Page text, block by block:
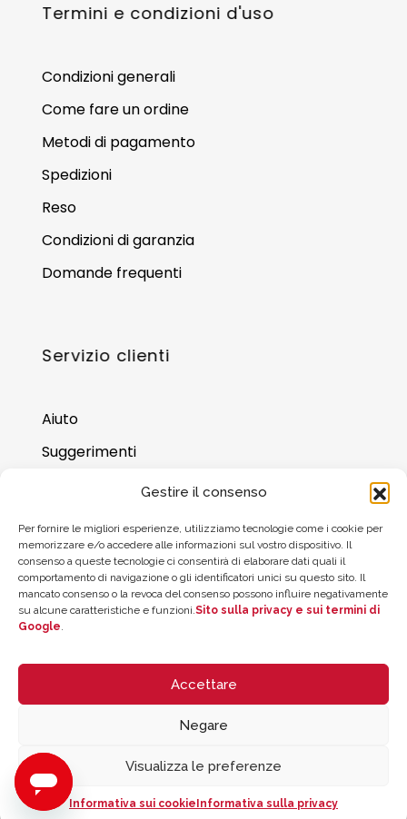
Gestire il consenso
Per fornire le migliori esperienze, utilizziamo tecnologie come i cookie per
memorizzare e/o accedere alle informazioni sul vostro dispositivo. Il
consenso a queste tecnologie ci consentirà di elaborare dati quali il
comportamento di navigazione o gli identificatori unici su questo sito. Il
mancato consenso o la revoca del consenso possono influire negativamente
su alcune caratteristiche e funzioni.Sito sulla privacy e sui termini di
Google.
Accettare
Negare
Visualizza le preferenze
Informativa sui cookie Informativa sulla privacy
Termini e condizioni d'uso
Condizioni generali
Come fare un ordine
Metodi di pagamento
Spedizioni
Reso
Condizioni di garanzia
Domande frequenti
Servizio clienti
Aiuto
Suggerimenti
© 2026 ZYCLE OFFICIAL | The Latest Technology for your Workouts
Todos los derechos reservados